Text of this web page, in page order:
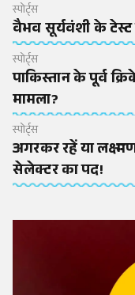
स्पोर्ट्स
वैभव सूर्यवंशी के
स्पोर्ट्स
पाकिस्तान के पूर्व
मामला?
स्पोर्ट्स
अगरकर रहें या
सेलेक्टर का पद!